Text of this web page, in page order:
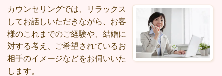
カウンセリングでは、リラックス
してお話しいただきながら、お客
様のこれまでのご経験や、結婚に
対する考え、ご希望されているお
相手のイメージなどをお伺いいた
します。